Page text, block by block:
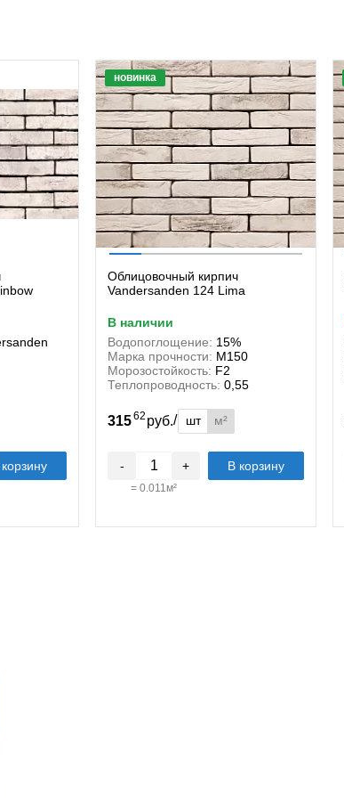
новинка
Облицовочный кирпич
Vandersanden 124 Lima
в наличии
Водопоглощение: 15%
Марка прочности: М150
Морозостойкость: F2
Теплопроводность: 0,55
31562руб./ шт м²
- +
= 0.011м²
В корзину